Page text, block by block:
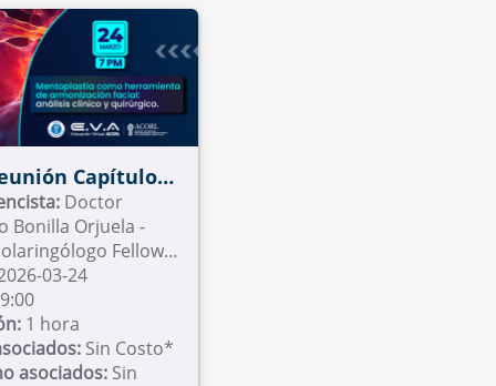
Capítulo
Maxilofacial
Doctor
Bonilla Orjuela -
Fellow
Maxilofacial
Universitaria de
03-24
1 hora
Sin Costo*
asociados: Sin